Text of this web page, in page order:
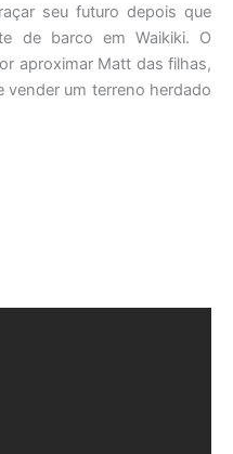
seu futuro depois que
de barco em Waikiki. O
aproximar Matt das filhas,
vender um terreno herdado